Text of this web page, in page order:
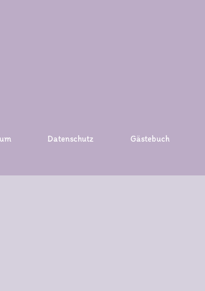
Datenschutz Gästebuch